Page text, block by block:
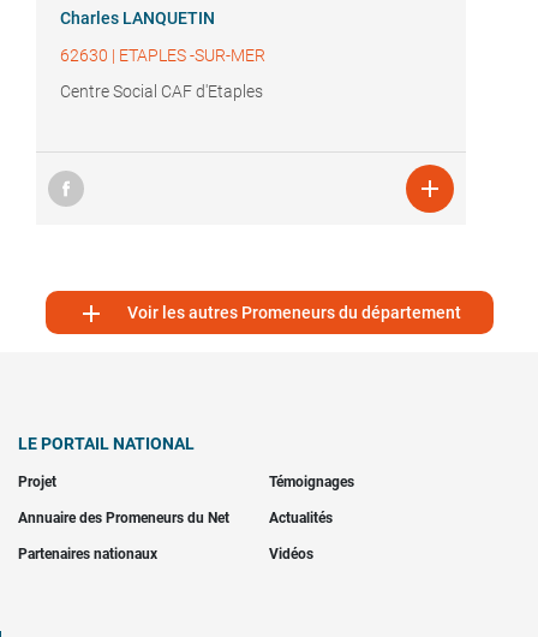
Charles LANQUETIN
62630 | ETAPLES -SUR-MER
Centre Social CAF d'Etaples

 Voir les autres Promeneurs du département
LE PORTAIL NATIONAL
Projet Témoignages
Annuaire des Promeneurs du Net Actualités
Partenaires nationaux Vidéos